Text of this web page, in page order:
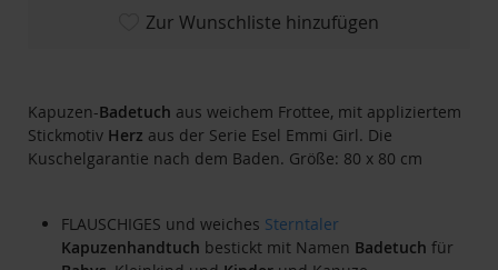
Kapuzen-Badetuch aus weichem Frottee, mit appliziertem
Stickmotiv Herz aus der Serie Esel Emmi Girl. Die
Kuschelgarantie nach dem Baden. Größe: 80 x 80 cm
FLAUSCHIGES und weiches Sterntaler
Kapuzenhandtuch bestickt mit Namen Badetuch für
Zur Wunschliste hinzufügen